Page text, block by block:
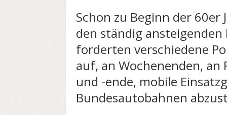
Schon zu Beginn der
den ständig
forderten verschiedene
auf, an Wochenenden, an
und -ende, mobile
Bundesautobahnen